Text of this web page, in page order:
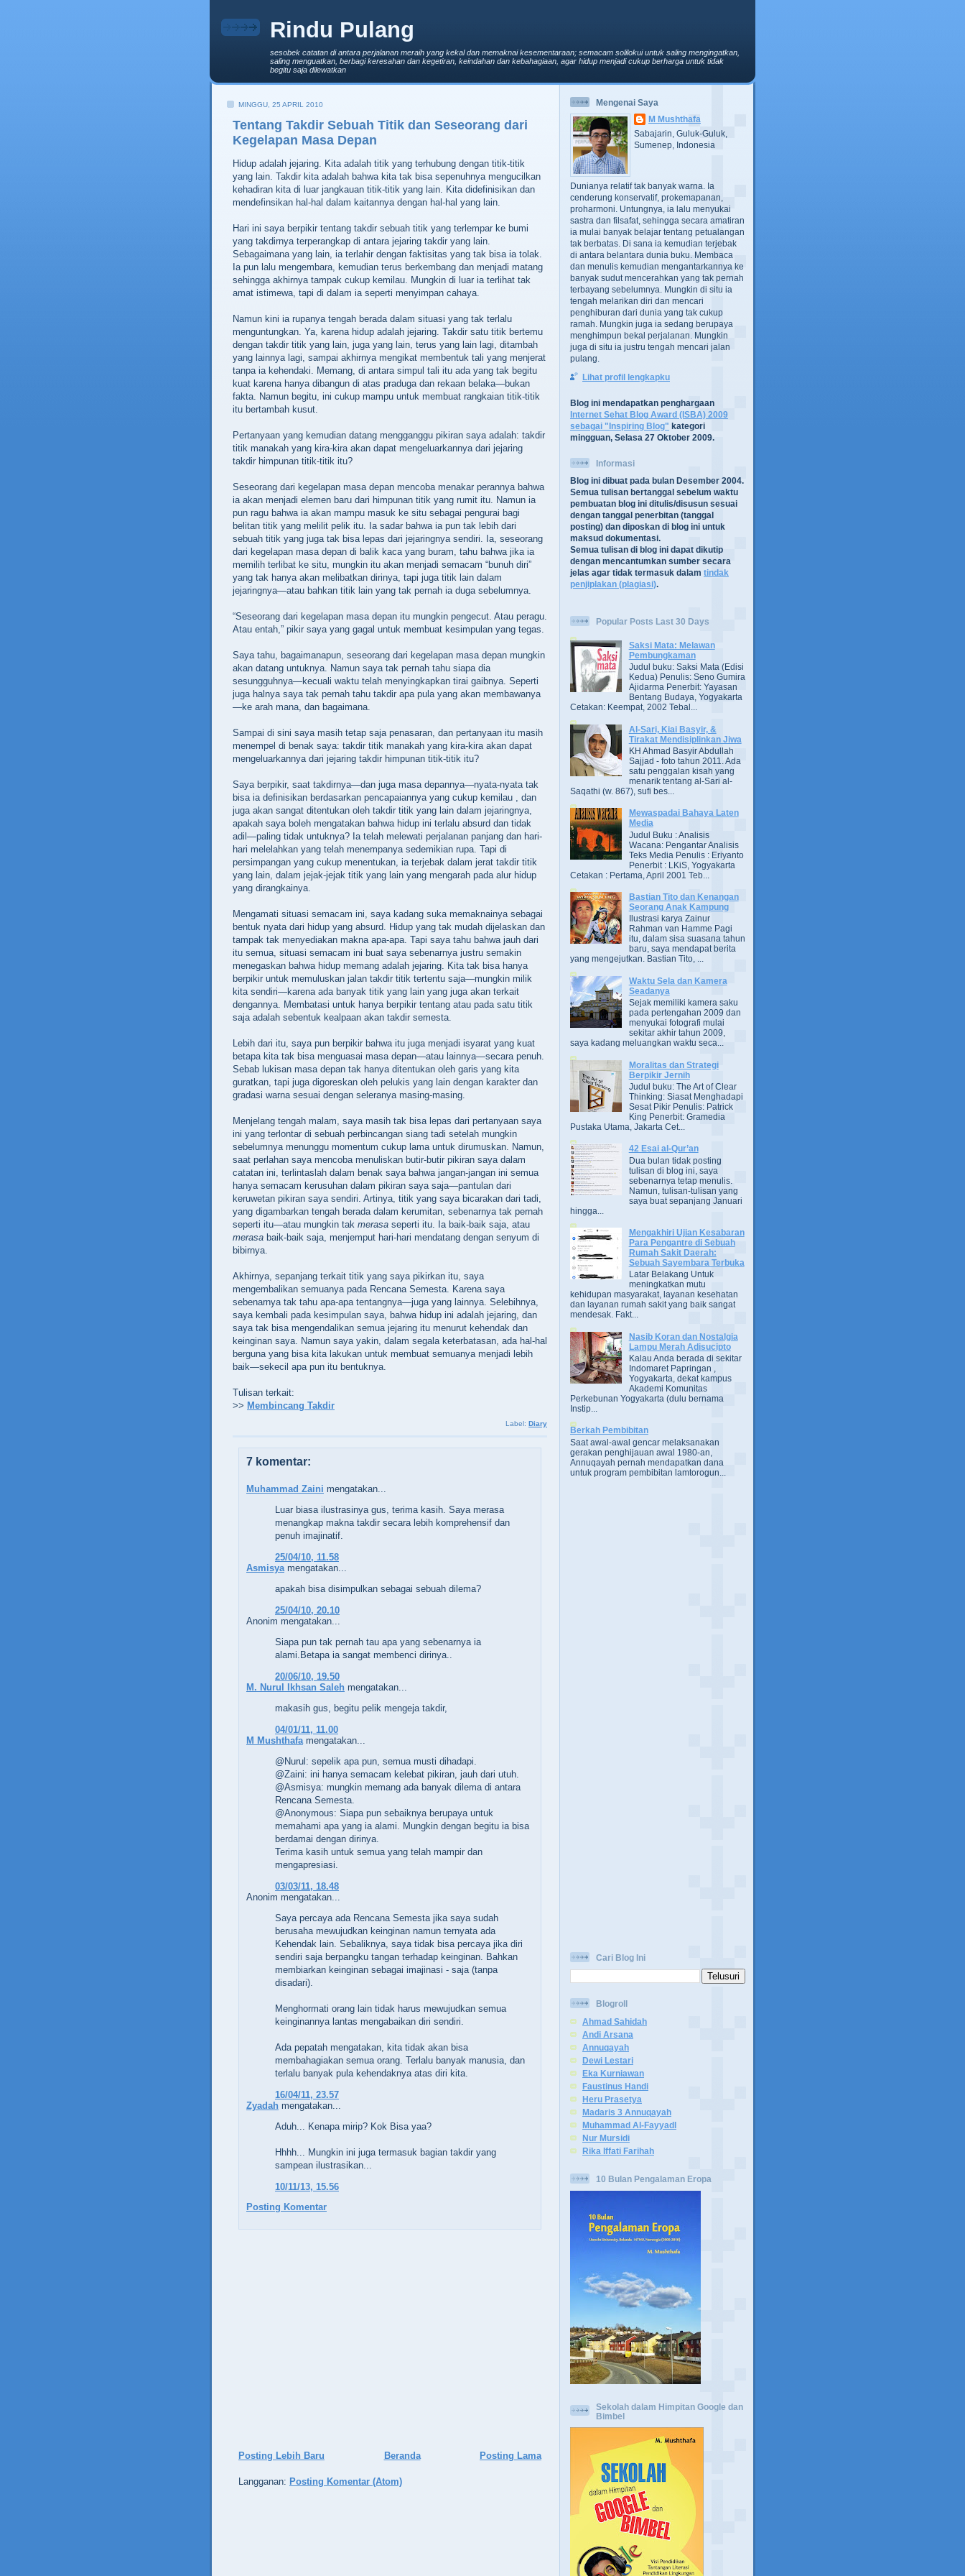
Rindu Pulang
sesobek catatan di antara perjalanan meraih yang kekal dan memaknai kesementaraan; semacam solilokui untuk saling mengingatkan,
saling menguatkan, berbagi keresahan dan kegetiran, keindahan dan kebahagiaan, agar hidup menjadi cukup berharga untuk tidak
begitu saja dilewatkan
MINGGU, 25 APRIL 2010
Tentang Takdir Sebuah Titik dan Seseorang dari
Kegelapan Masa Depan
Hidup adalah jejaring. Kita adalah titik yang terhubung dengan titik-titik
yang lain. Takdir kita adalah bahwa kita tak bisa sepenuhnya mengucilkan
kehadiran kita di luar jangkauan titik-titik yang lain. Kita didefinisikan dan
mendefinsikan hal-hal dalam kaitannya dengan hal-hal yang lain.
Hari ini saya berpikir tentang takdir sebuah titik yang terlempar ke bumi
yang takdirnya terperangkap di antara jejaring takdir yang lain.
Sebagaimana yang lain, ia terlahir dengan faktisitas yang tak bisa ia tolak.
Ia pun lalu mengembara, kemudian terus berkembang dan menjadi matang
sehingga akhirnya tampak cukup kemilau. Mungkin di luar ia terlihat tak
amat istimewa, tapi di dalam ia seperti menyimpan cahaya.
Namun kini ia rupanya tengah berada dalam situasi yang tak terlalu
menguntungkan. Ya, karena hidup adalah jejaring. Takdir satu titik bertemu
dengan takdir titik yang lain, juga yang lain, terus yang lain lagi, ditambah
yang lainnya lagi, sampai akhirnya mengikat membentuk tali yang menjerat
tanpa ia kehendaki. Memang, di antara simpul tali itu ada yang tak begitu
kuat karena hanya dibangun di atas praduga dan rekaan belaka—bukan
fakta. Namun begitu, ini cukup mampu untuk membuat rangkaian titik-titik
itu bertambah kusut.
Pertanyaan yang kemudian datang mengganggu pikiran saya adalah: takdir
titik manakah yang kira-kira akan dapat mengeluarkannya dari jejaring
takdir himpunan titik-titik itu?
Seseorang dari kegelapan masa depan mencoba menakar perannya bahwa
ia akan menjadi elemen baru dari himpunan titik yang rumit itu. Namun ia
pun ragu bahwa ia akan mampu masuk ke situ sebagai pengurai bagi
belitan titik yang melilit pelik itu. Ia sadar bahwa ia pun tak lebih dari
sebuah titik yang juga tak bisa lepas dari jejaringnya sendiri. Ia, seseorang
dari kegelapan masa depan di balik kaca yang buram, tahu bahwa jika ia
memilih terlibat ke situ, mungkin itu akan menjadi semacam “bunuh diri”
yang tak hanya akan melibatkan dirinya, tapi juga titik lain dalam
jejaringnya—atau bahkan titik lain yang tak pernah ia duga sebelumnya.
“Seseorang dari kegelapan masa depan itu mungkin pengecut. Atau peragu.
Atau entah,” pikir saya yang gagal untuk membuat kesimpulan yang tegas.
Saya tahu, bagaimanapun, seseorang dari kegelapan masa depan mungkin
akan datang untuknya. Namun saya tak pernah tahu siapa dia
sesungguhnya—kecuali waktu telah menyingkapkan tirai gaibnya. Seperti
juga halnya saya tak pernah tahu takdir apa pula yang akan membawanya
—ke arah mana, dan bagaimana.
Sampai di sini saya masih tetap saja penasaran, dan pertanyaan itu masih
menempel di benak saya: takdir titik manakah yang kira-kira akan dapat
mengeluarkannya dari jejaring takdir himpunan titik-titik itu?
Saya berpikir, saat takdirnya—dan juga masa depannya—nyata-nyata tak
bisa ia definisikan berdasarkan pencapaiannya yang cukup kemilau , dan
juga akan sangat ditentukan oleh takdir titik yang lain dalam jejaringnya,
apakah saya boleh mengatakan bahwa hidup ini terlalu absurd dan tidak
adil—paling tidak untuknya? Ia telah melewati perjalanan panjang dan hari-
hari melelahkan yang telah menempanya sedemikian rupa. Tapi di
persimpangan yang cukup menentukan, ia terjebak dalam jerat takdir titik
yang lain, dalam jejak-jejak titik yang lain yang mengarah pada alur hidup
yang dirangkainya.
Mengamati situasi semacam ini, saya kadang suka memaknainya sebagai
bentuk nyata dari hidup yang absurd. Hidup yang tak mudah dijelaskan dan
tampak tak menyediakan makna apa-apa. Tapi saya tahu bahwa jauh dari
itu semua, situasi semacam ini buat saya sebenarnya justru semakin
menegaskan bahwa hidup memang adalah jejaring. Kita tak bisa hanya
berpikir untuk memuluskan jalan takdir titik tertentu saja—mungkin milik
kita sendiri—karena ada banyak titik yang lain yang juga akan terkait
dengannya. Membatasi untuk hanya berpikir tentang atau pada satu titik
saja adalah sebentuk kealpaan akan takdir semesta.
Lebih dari itu, saya pun berpikir bahwa itu juga menjadi isyarat yang kuat
betapa kita tak bisa menguasai masa depan—atau lainnya—secara penuh.
Sebab lukisan masa depan tak hanya ditentukan oleh garis yang kita
guratkan, tapi juga digoreskan oleh pelukis yang lain dengan karakter dan
gradasi warna sesuai dengan seleranya masing-masing.
Menjelang tengah malam, saya masih tak bisa lepas dari pertanyaan saya
ini yang terlontar di sebuah perbincangan siang tadi setelah mungkin
sebelumnya menunggu momentum cukup lama untuk dirumuskan. Namun,
saat perlahan saya mencoba menuliskan butir-butir pikiran saya dalam
catatan ini, terlintaslah dalam benak saya bahwa jangan-jangan ini semua
hanya semacam kerusuhan dalam pikiran saya saja—pantulan dari
keruwetan pikiran saya sendiri. Artinya, titik yang saya bicarakan dari tadi,
yang digambarkan tengah berada dalam kerumitan, sebenarnya tak pernah
seperti itu—atau mungkin tak merasa seperti itu. Ia baik-baik saja, atau
merasa baik-baik saja, menjemput hari-hari mendatang dengan senyum di
bibirnya.
Akhirnya, sepanjang terkait titik yang saya pikirkan itu, saya
mengembalikan semuanya pada Rencana Semesta. Karena saya
sebenarnya tak tahu apa-apa tentangnya—juga yang lainnya. Selebihnya,
saya kembali pada kesimpulan saya, bahwa hidup ini adalah jejaring, dan
saya tak bisa mengendalikan semua jejaring itu menurut kehendak dan
keinginan saya. Namun saya yakin, dalam segala keterbatasan, ada hal-hal
berguna yang bisa kita lakukan untuk membuat semuanya menjadi lebih
baik—sekecil apa pun itu bentuknya.
Tulisan terkait:
>> Membincang Takdir
Label: Diary
7 komentar:
Muhammad Zaini mengatakan...
Luar biasa ilustrasinya gus, terima kasih. Saya merasa
menangkap makna takdir secara lebih komprehensif dan
penuh imajinatif.
25/04/10, 11.58
Asmisya mengatakan...
apakah bisa disimpulkan sebagai sebuah dilema?
25/04/10, 20.10
Anonim mengatakan...
Siapa pun tak pernah tau apa yang sebenarnya ia
alami.Betapa ia sangat membenci dirinya..
20/06/10, 19.50
M. Nurul Ikhsan Saleh mengatakan...
makasih gus, begitu pelik mengeja takdir,
04/01/11, 11.00
M Mushthafa mengatakan...
@Nurul: sepelik apa pun, semua musti dihadapi.
@Zaini: ini hanya semacam kelebat pikiran, jauh dari utuh.
@Asmisya: mungkin memang ada banyak dilema di antara
Rencana Semesta.
@Anonymous: Siapa pun sebaiknya berupaya untuk
memahami apa yang ia alami. Mungkin dengan begitu ia bisa
berdamai dengan dirinya.
Terima kasih untuk semua yang telah mampir dan
mengapresiasi.
03/03/11, 18.48
Anonim mengatakan...
Saya percaya ada Rencana Semesta jika saya sudah
berusaha mewujudkan keinginan namun ternyata ada
Kehendak lain. Sebaliknya, saya tidak bisa percaya jika diri
sendiri saja berpangku tangan terhadap keinginan. Bahkan
membiarkan keinginan sebagai imajinasi - saja (tanpa
disadari).
Menghormati orang lain tidak harus mewujudkan semua
keinginannya lantas mengabaikan diri sendiri.
Ada pepatah mengatakan, kita tidak akan bisa
membahagiakan semua orang. Terlalu banyak manusia, dan
terlalu banyak pula kehendaknya atas diri kita.
16/04/11, 23.57
Zyadah mengatakan...
Aduh... Kenapa mirip? Kok Bisa yaa?
Hhhh... Mungkin ini juga termasuk bagian takdir yang
sampean ilustrasikan...
10/11/13, 15.56
Posting Komentar
Posting Lebih Baru Posting Lama
Beranda
Langganan: Posting Komentar (Atom)
Mengenai Saya
M Mushthafa
Sabajarin, Guluk-Guluk,
Sumenep, Indonesia
Dunianya relatif tak banyak warna. Ia
cenderung konservatif, prokemapanan,
proharmoni. Untungnya, ia lalu menyukai
sastra dan filsafat, sehingga secara amatiran
ia mulai banyak belajar tentang petualangan
tak berbatas. Di sana ia kemudian terjebak
di antara belantara dunia buku. Membaca
dan menulis kemudian mengantarkannya ke
banyak sudut mencerahkan yang tak pernah
terbayang sebelumnya. Mungkin di situ ia
tengah melarikan diri dan mencari
penghiburan dari dunia yang tak cukup
ramah. Mungkin juga ia sedang berupaya
menghimpun bekal perjalanan. Mungkin
juga di situ ia justru tengah mencari jalan
pulang.
Lihat profil lengkapku
Blog ini mendapatkan penghargaan
Internet Sehat Blog Award (ISBA) 2009
sebagai "Inspiring Blog" kategori
mingguan, Selasa 27 Oktober 2009.
Informasi
Blog ini dibuat pada bulan Desember 2004.
Semua tulisan bertanggal sebelum waktu
pembuatan blog ini ditulis/disusun sesuai
dengan tanggal penerbitan (tanggal
posting) dan diposkan di blog ini untuk
maksud dokumentasi.
Semua tulisan di blog ini dapat dikutip
dengan mencantumkan sumber secara
jelas agar tidak termasuk dalam tindak
penjiplakan (plagiasi).
Popular Posts Last 30 Days
Saksi Mata: Melawan
Pembungkaman
Judul buku: Saksi Mata (Edisi
Kedua) Penulis: Seno Gumira
Ajidarma Penerbit: Yayasan
Bentang Budaya, Yogyakarta
Cetakan: Keempat, 2002 Tebal...
Al-Sari, Kiai Basyir, &
Tirakat Mendisiplinkan Jiwa
KH Ahmad Basyir Abdullah
Sajjad - foto tahun 2011. Ada
satu penggalan kisah yang
menarik tentang al-Sari al-
Saqathi (w. 867), sufi bes...
Mewaspadai Bahaya Laten
Media
Judul Buku : Analisis
Wacana: Pengantar Analisis
Teks Media Penulis : Eriyanto
Penerbit : LKiS, Yogyakarta
Cetakan : Pertama, April 2001 Teb...
Bastian Tito dan Kenangan
Seorang Anak Kampung
Ilustrasi karya Zainur
Rahman van Hamme Pagi
itu, dalam sisa suasana tahun
baru, saya mendapat berita
yang mengejutkan. Bastian Tito, ...
Waktu Sela dan Kamera
Seadanya
Sejak memiliki kamera saku
pada pertengahan 2009 dan
menyukai fotografi mulai
sekitar akhir tahun 2009,
saya kadang meluangkan waktu seca...
Moralitas dan Strategi
Berpikir Jernih
Judul buku: The Art of Clear
Thinking: Siasat Menghadapi
Sesat Pikir Penulis: Patrick
King Penerbit: Gramedia
Pustaka Utama, Jakarta Cet...
42 Esai al-Qur’an
Dua bulan tidak posting
tulisan di blog ini, saya
sebenarnya tetap menulis.
Namun, tulisan-tulisan yang
saya buat sepanjang Januari
hingga...
Mengakhiri Ujian Kesabaran
Para Pengantre di Sebuah
Rumah Sakit Daerah:
Sebuah Sayembara Terbuka
Latar Belakang Untuk
meningkatkan mutu
kehidupan masyarakat, layanan kesehatan
dan layanan rumah sakit yang baik sangat
mendesak. Fakt...
Nasib Koran dan Nostalgia
Lampu Merah Adisucipto
Kalau Anda berada di sekitar
Indomaret Papringan ,
Yogyakarta, dekat kampus
Akademi Komunitas
Perkebunan Yogyakarta (dulu bernama
Instip...
Berkah Pembibitan
Saat awal-awal gencar melaksanakan
gerakan penghijauan awal 1980-an,
Annuqayah pernah mendapatkan dana
untuk program pembibitan lamtorogun...
Cari Blog Ini
Blogroll
Ahmad Sahidah
Andi Arsana
Annuqayah
Dewi Lestari
Eka Kurniawan
Faustinus Handi
Heru Prasetya
Madaris 3 Annuqayah
Muhammad Al-Fayyadl
Nur Mursidi
Rika Iffati Farihah
10 Bulan Pengalaman Eropa
Sekolah dalam Himpitan Google dan
Bimbel